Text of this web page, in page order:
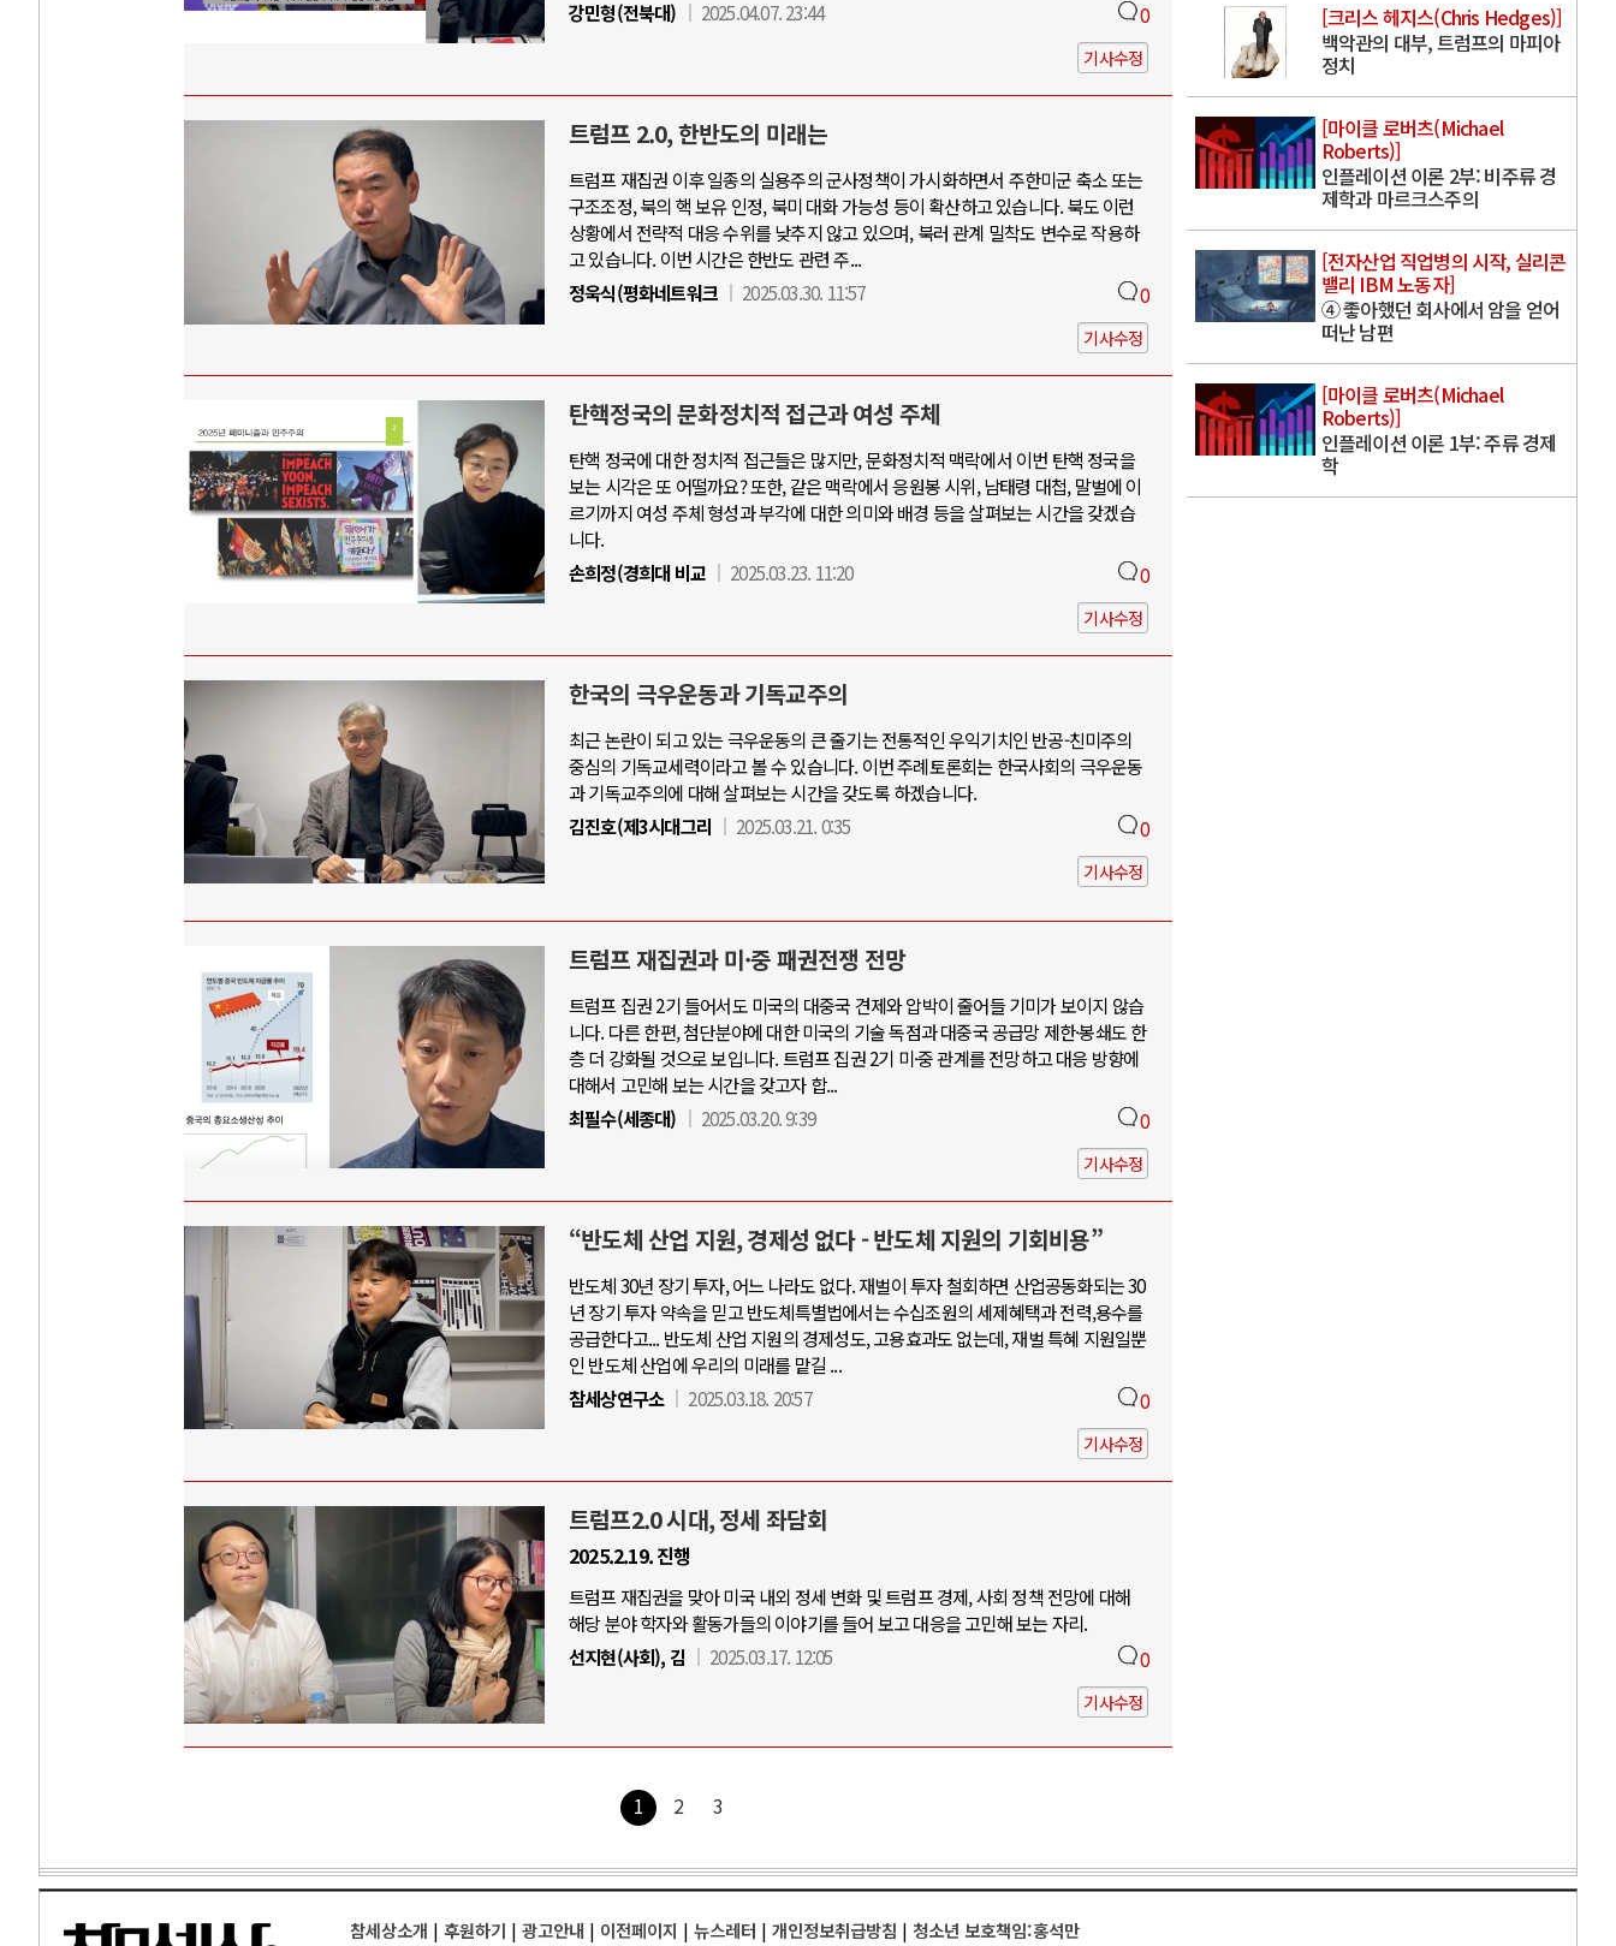
강민형(전북대)
2025.04.07. 23:44 0
기사수정
트럼프 2.0, 한반도의 미래는
트럼프 재집권 이후 일종의 실용주의 군사정책이 가시화하면서 주한미군 축소 또는
구조조정, 북의 핵 보유 인정, 북미 대화 가능성 등이 확산하고 있습니다. 북도 이런
상황에서 전략적 대응 수위를 낮추지 않고 있으며, 북러 관계 밀착도 변수로 작용하
고 있습니다. 이번 시간은 한반도 관련 주...
정욱식(평화네트워크
2025.03.30. 11:57 0
기사수정
탄핵정국의 문화정치적 접근과 여성 주체
탄핵 정국에 대한 정치적 접근들은 많지만, 문화정치적 맥락에서 이번 탄핵 정국을
보는 시각은 또 어떨까요? 또한, 같은 맥락에서 응원봉 시위, 남태령 대첩, 말벌에 이
르기까지 여성 주체 형성과 부각에 대한 의미와 배경 등을 살펴보는 시간을 갖겠습
니다.
손희정(경희대 비교
2025.03.23. 11:20 0
기사수정
한국의 극우운동과 기독교주의
최근 논란이 되고 있는 극우운동의 큰 줄기는 전통적인 우익기치인 반공-친미주의
중심의 기독교세력이라고 볼 수 있습니다. 이번 주례토론회는 한국사회의 극우운동
과 기독교주의에 대해 살펴보는 시간을 갖도록 하겠습니다.
김진호(제3시대그리
2025.03.21. 0:35 0
기사수정
트럼프 재집권과 미·중 패권전쟁 전망
트럼프 집권 2기 들어서도 미국의 대중국 견제와 압박이 줄어들 기미가 보이지 않습
니다. 다른 한편, 첨단분야에 대한 미국의 기술 독점과 대중국 공급망 제한·봉쇄도 한
층 더 강화될 것으로 보입니다. 트럼프 집권 2기 미·중 관계를 전망하고 대응 방향에
대해서 고민해 보는 시간을 갖고자 합...
최필수(세종대)
2025.03.20. 9:39 0
기사수정
“반도체 산업 지원, 경제성 없다 - 반도체 지원의 기회비용”
반도체 30년 장기 투자, 어느 나라도 없다. 재벌이 투자 철회하면 산업공동화되는 30
년 장기 투자 약속을 믿고 반도체특별법에서는 수십조원의 세제혜택과 전력,용수를
공급한다고... 반도체 산업 지원의 경제성도, 고용효과도 없는데, 재벌 특혜 지원일뿐
인 반도체 산업에 우리의 미래를 맡길 ...
참세상연구소
2025.03.18. 20:57 0
기사수정
트럼프2.0 시대, 정세 좌담회
2025.2.19. 진행
트럼프 재집권을 맞아 미국 내외 정세 변화 및 트럼프 경제, 사회 정책 전망에 대해
해당 분야 학자와 활동가들의 이야기를 들어 보고 대응을 고민해 보는 자리.
선지현(사회), 김
2025.03.17. 12:05 0
기사수정
1 2 3
[크리스 헤지스(Chris Hedges)]
백악관의 대부, 트럼프의 마피아
정치
[마이클 로버츠(Michael
Roberts)]
인플레이션 이론 2부: 비주류 경
제학과 마르크스주의
[전자산업 직업병의 시작, 실리콘
밸리 IBM 노동자]
④ 좋아했던 회사에서 암을 얻어
떠난 남편
[마이클 로버츠(Michael
Roberts)]
인플레이션 이론 1부: 주류 경제
학
참세상소개 | 후원하기 | 광고안내 | 이전페이지 | 뉴스레터 | 개인정보취급방침 | 청소년 보호책임:홍석만